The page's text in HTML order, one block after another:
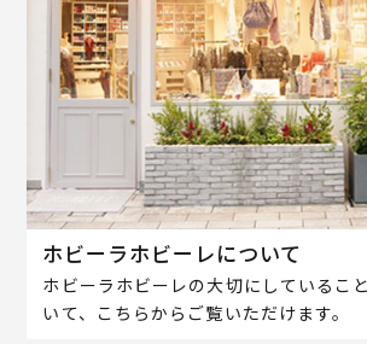
ホビーラホビーレについて
ホビーラホビーレの大切にしているこ
いて、こちらからご覧いただけます。